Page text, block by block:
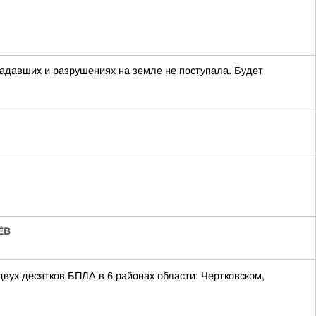
и разрушениях на земле не поступала. Будет
десятков БПЛА в 6 районах области: Чертковском,